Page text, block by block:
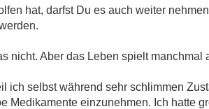
hat, darfst Du es auch weiter
nicht. Aber das Leben spielt manchmal
ich selbst während sehr schlimmen
Medikamente einzunehmen. Ich hatte